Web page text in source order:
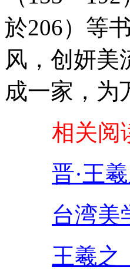
於206）等
风，创妍美
成一家，为
相关阅
晋·王
台湾美
王羲之